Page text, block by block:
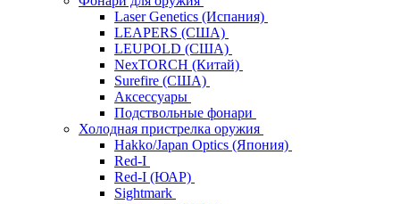
Laser Genetics (Испания)
LEAPERS (США)
LEUPOLD (США)
NexTORCH (Китай)
Surefire (США)
Аксессуары
Подствольные фонари
Холодная пристрелка оружия
Hakko/Japan Optics (Япония)
Red-I
Red-I (ЮАР)
Sightmark